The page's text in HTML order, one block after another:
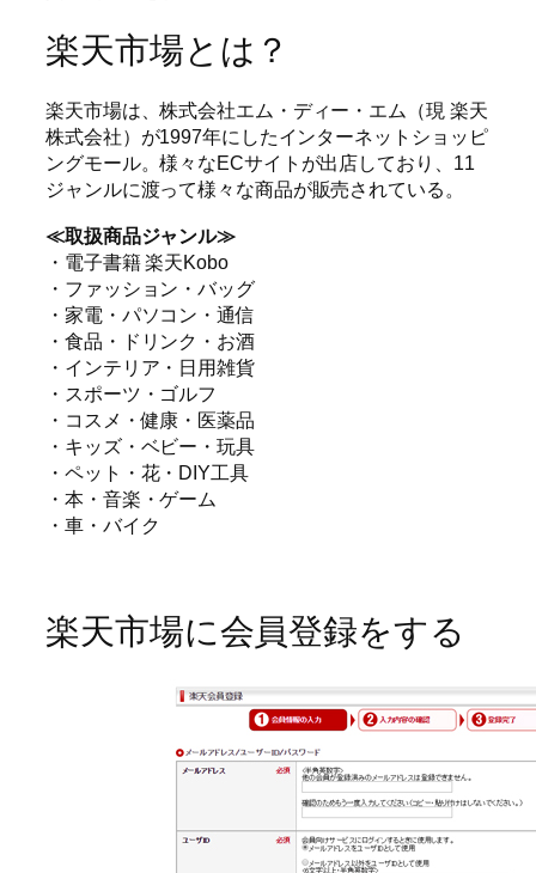
楽天市場とは？
楽天市場は、株式会社エム・ディー・エム（現 楽天
株式会社）が1997年にしたインターネットショッピ
ングモール。様々なECサイトが出店しており、11
ジャンルに渡って様々な商品が販売されている。
≪取扱商品ジャンル≫
・電子書籍 楽天Kobo
・ファッション・バッグ
・家電・パソコン・通信
・食品・ドリンク・お酒
・インテリア・日用雑貨
・スポーツ・ゴルフ
・コスメ・健康・医薬品
・キッズ・ベビー・玩具
・ペット・花・DIY工具
・本・音楽・ゲーム
・車・バイク
楽天市場に会員登録をする